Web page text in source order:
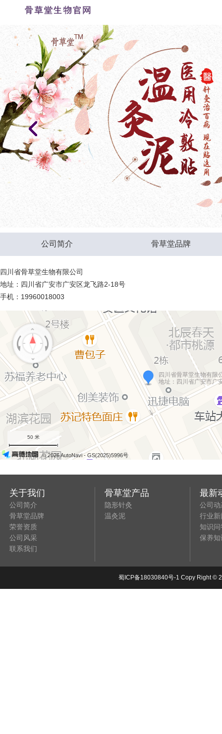
公司简介 骨草堂品牌
四川省骨草堂生物有限公司
地址：四川省广安市广安区龙飞路2-18号
手机：19960018003
四川省骨草堂生物有限
地址：四川省广安市广
50 米
© 2026 AutoNavi- GS(2025)5996号
关于我们
公司简介
骨草堂品牌
荣誉资质
公司风采
联系我们
骨草堂产品
隐形针灸
温灸泥
最新
公司动
行业新
知识问
保养知
蜀ICP备18030840号-1 Copy Right ©